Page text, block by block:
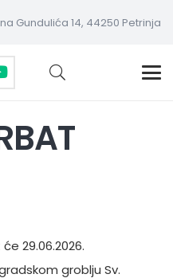
Gundulića 14, 44250 Petrinja
29.06.2026.
groblju Sv.